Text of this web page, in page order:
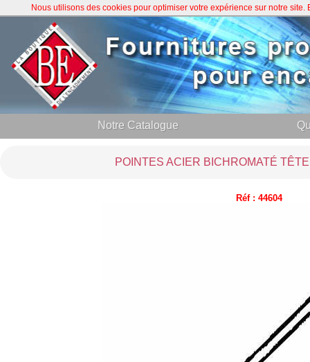
Notre Catalogue
POINTES ACIER BICHROMATÉ
Réf : 44604
Nous utilisons des cookies pour optimiser votre expérience sur notre